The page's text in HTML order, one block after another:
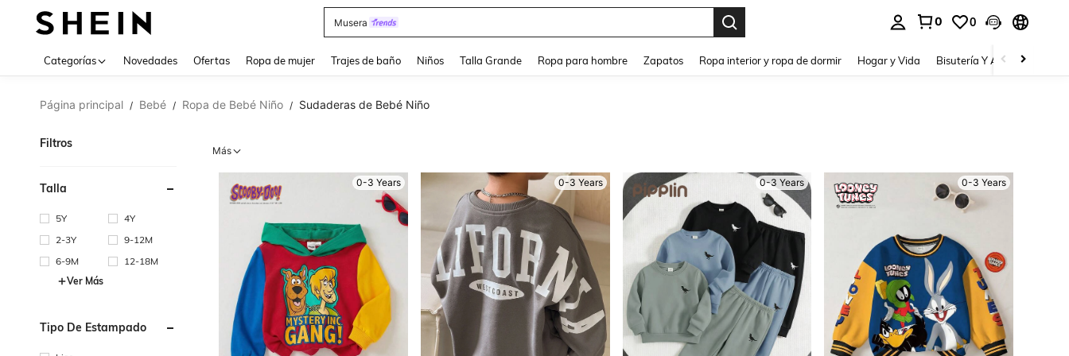
Vestidos Elegantes Para Fiesta De Gala 0 0
Categorías Novedades Ofertas Ropa de mujer Trajes de baño Niños Talla Grande Ropa para hombre Zapatos Ropa interior y ropa de dormir Hogar y Vida Bisutería Y Accesorios
Página principal / Bebé / Ropa de Bebé Niño / Sudaderas de Bebé Niño
Filtros
Talla
5Y
4Y
2-3Y
9-12M
6-9M
12-18M
Ver Más
Tipo De Estampado
Más
0-3 Years 0-3 Years 0-3 Years 0-3 Years